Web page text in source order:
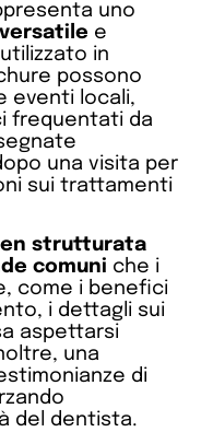
uno
e
in
possono
eventi locali,
frequentati da
una visita per
sui trattamenti
strutturata
comuni che i
come i benefici
i dettagli sui
aspettarsi
una
di
del dentista.